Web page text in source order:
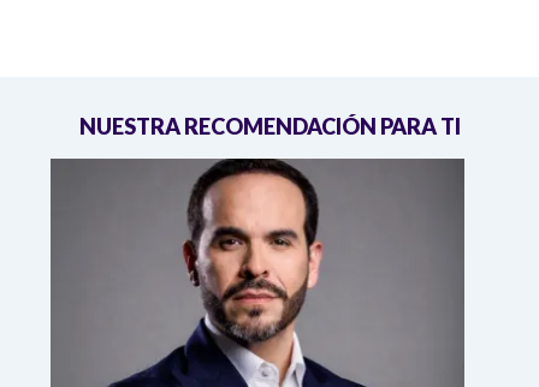
NUESTRA RECOMENDACIÓN PARA TI